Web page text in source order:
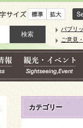
文字サイズ
パブリ
ご意見
カテゴリー